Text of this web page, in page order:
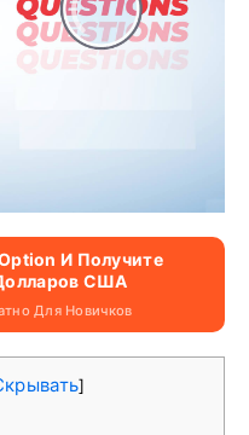
И Получите
США
Для Новичков
]